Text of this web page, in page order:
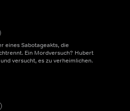
eines Sabotageakts, die
Ein Mordversuch? Hubert
versucht, es zu verheimlichen.